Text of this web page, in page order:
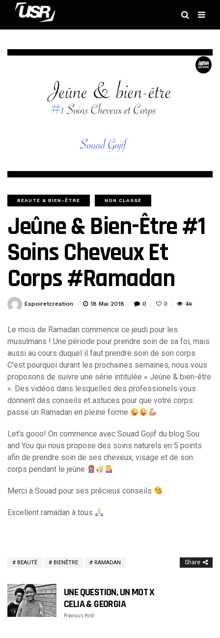
BEAUTÉ & BIEN-ÊTRE NON CLASSÉ
Jeûne & Bien-Être #1
Soins Cheveux Et
Corps #Ramadan
Espoiretcreation 18 Mai 2018 0 0 4k
Le mois de Ramadan commence ce jeudi pour les
musulmans ! Une période pour prendre soin de sa foi, mais
aussi au cours duquel il faut prendre soin de son corps.
C’est pourquoi durant les prochaines semaines, nous vous
proposons de suivre une série intitulée « Jeûne & bien-être
». Des vidéos dans lesquelles des professionels vous
donnent des conseils et astuces pour que votre corps
passe un Ramadan en pleine forme
Let’s gooo! On commence avec Souad Gojif du blog Sou
and You qui nous propose des soins naturels en 5 points
afin de prendre soin de ses cheveux, visage et de son
corps pendant le jeûne
Merci à Souad pour ses précieux conseils
Excellent ramadan à tous
BEAUTÉ BIENÊTRE RAMADAN Share
UNE QUESTION, UN MOT X
CELIA & GEORGIA
Previous Post